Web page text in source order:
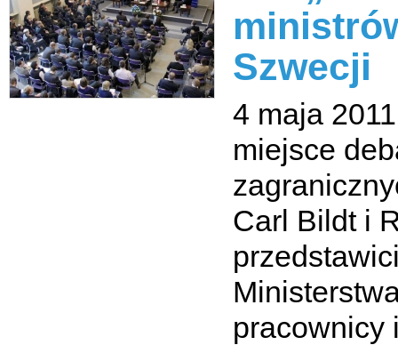
Szwecji
4 maja
miejsce
Carl Bildt i
pracownicy